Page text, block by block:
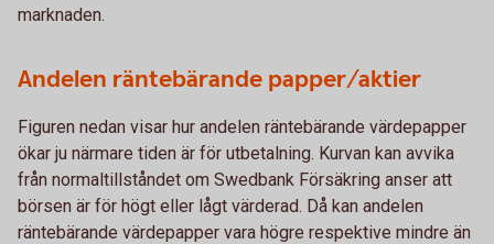
marknaden.
Andelen räntebärande papper/aktier
Figuren nedan visar hur andelen räntebärande värdepapper
ökar ju närmare tiden är för utbetalning. Kurvan kan avvika
från normaltillståndet om Swedbank Försäkring anser att
börsen är för högt eller lågt värderad. Då kan andelen
räntebärande värdepapper vara högre respektive mindre än